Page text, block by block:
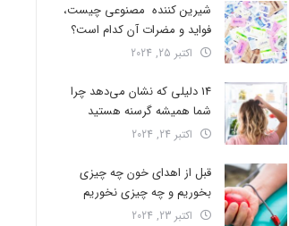
شیرین کننده مصنوعی چیست،
فواید و مضرات آن کدام است؟
اکتبر 25, 2024
14 دلیلی که نشان می‌دهد چرا
شما همیشه گرسنه هستید
اکتبر 24, 2024
قبل از اهدای خون چه چیزی
بخوریم و چه چیزی نخوریم
اکتبر 23, 2024